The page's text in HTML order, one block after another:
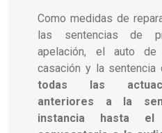
Como medidas de
las sentencias de
apelación, el auto
casación y la sentencia
todas las
anteriores a la
instancia hasta